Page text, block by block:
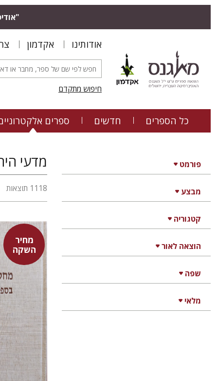
אודותינו אקדמון
חיפוש מתקדם
כל הספרים חדשים ספרים
פורמט
מבצע
קטגוריה
הוצאה לאור
שפה
מלאי
מדעי
1118 תוצאות
מחיר
השקה
יעקב